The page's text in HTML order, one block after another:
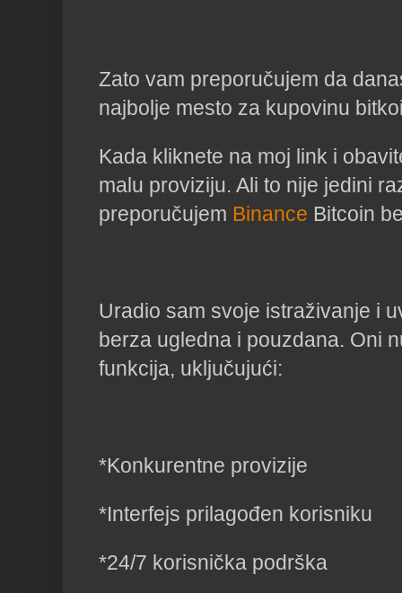
Zato vam preporučujem da
najbolje mesto za kupovinu
Kada kliknete na moj link i
malu proviziju. Ali to nije jedini
preporučujem Binance Bitcoin
Uradio sam svoje istraživanje i
berza ugledna i pouzdana. Oni
funkcija, uključujući:
*Konkurentne provizije
*Interfejs prilagođen korisniku
*24/7 korisnička podrška